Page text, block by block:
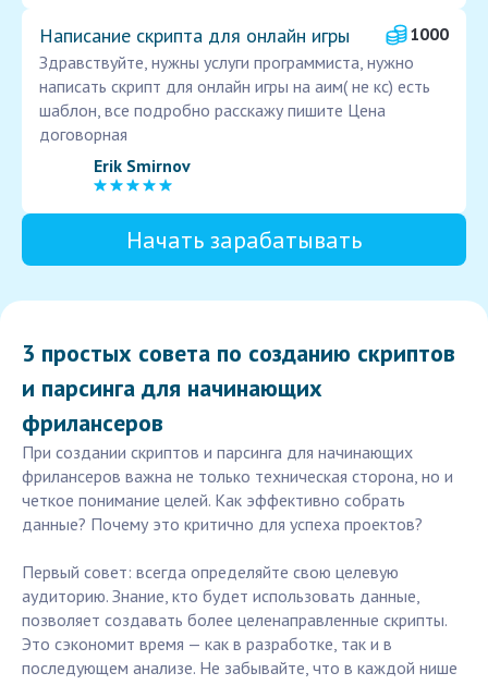
Написание скрипта для онлайн игры
1000
Здравствуйте, нужны услуги программиста, нужно
написать скрипт для онлайн игры на аим( не кс) есть
шаблон, все подробно расскажу пишите Цена
договорная
Erik Smirnov
Начать зарабатывать
3 простых совета по созданию скриптов
и парсинга для начинающих
фрилансеров
При создании скриптов и парсинга для начинающих
фрилансеров важна не только техническая сторона, но и
четкое понимание целей. Как эффективно собрать
данные? Почему это критично для успеха проектов?
Первый совет: всегда определяйте свою целевую
аудиторию. Знание, кто будет использовать данные,
позволяет создавать более целенаправленные скрипты.
Это сэкономит время — как в разработке, так и в
последующем анализе. Не забывайте, что в каждой нише